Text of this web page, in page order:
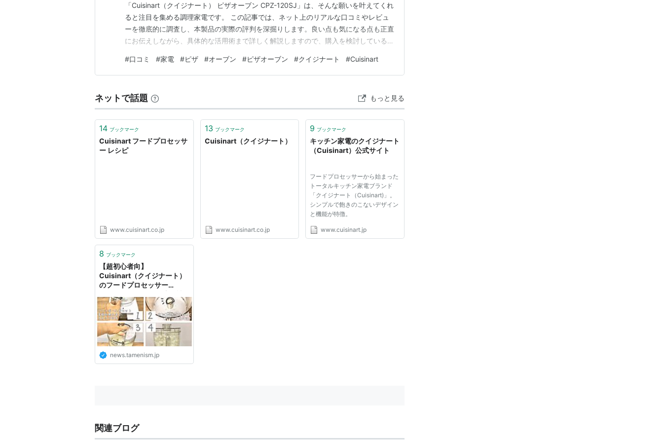
「Cuisinart（クイジナート） ピザオーブン CPZ-120SJ」は、そんな願いを叶えてくれ
ると注目を集める調理家電です。 この記事では、ネット上のリアルな口コミやレビュ
ーを徹底的に調査し、本製品の実際の評判を深掘りします。良い点も気になる点も正直
にお伝えしながら、具体的な活用術まで詳しく解説しますので、購入を検討している方
#口コミ #家電 #ピザ #オーブン #ピザオーブン #クイジナート #Cuisinart
ネットで話題 もっと見る
14 ブックマーク
Cuisinart フードプロセッサ
ー レシピ
www.cuisinart.co.jp
13 ブックマーク
Cuisinart（クイジナート）
www.cuisinart.co.jp
9 ブックマーク
キッチン家電のクイジナート
（Cuisinart）公式サイト
フードプロセッサーから始まった
トータルキッチン家電ブランド
「クイジナート（Cuisinart)」。
シンプルで飽きのこないデザイン
と機能が特徴。
www.cuisinart.jp
8 ブックマーク
【超初心者向】
Cuisinart（クイジナート）
のフードプロセッサー
む為にずむ【日々の出会い・
暮らしを楽しくするブログ】
news.tamenism.jp
関連ブログ